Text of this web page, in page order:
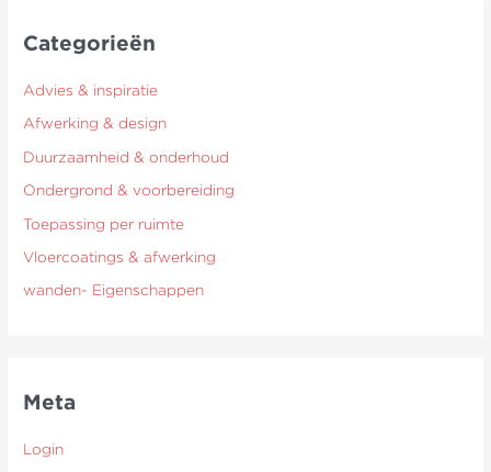
Categorieën
Advies & inspiratie
Afwerking & design
Duurzaamheid & onderhoud
Ondergrond & voorbereiding
Toepassing per ruimte
Vloercoatings & afwerking
wanden- Eigenschappen
Meta
Login